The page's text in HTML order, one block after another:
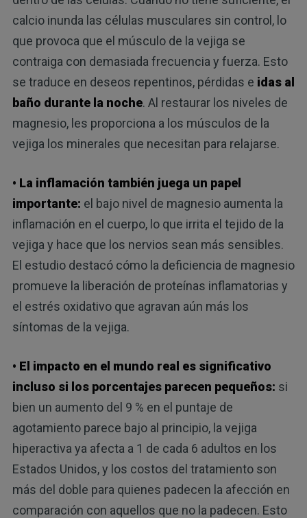
calcio inunda las células musculares sin control, lo
que provoca que el músculo de la vejiga se
contraiga con demasiada frecuencia y fuerza. Esto
se traduce en deseos repentinos, pérdidas e idas al
baño durante la noche. Al restaurar los niveles de
magnesio, les proporciona a los músculos de la
vejiga los minerales que necesitan para relajarse.
• La inflamación también juega un papel
importante: el bajo nivel de magnesio aumenta la
inflamación en el cuerpo, lo que irrita el tejido de la
vejiga y hace que los nervios sean más sensibles.
El estudio destacó cómo la deficiencia de magnesio
promueve la liberación de proteínas inflamatorias y
el estrés oxidativo que agravan aún más los
síntomas de la vejiga.
• El impacto en el mundo real es significativo
incluso si los porcentajes parecen pequeños: si
bien un aumento del 9 % en el puntaje de
agotamiento parece bajo al principio, la vejiga
hiperactiva ya afecta a 1 de cada 6 adultos en los
Estados Unidos, y los costos del tratamiento son
más del doble para quienes padecen la afección en
comparación con aquellos que no la padecen. Esto